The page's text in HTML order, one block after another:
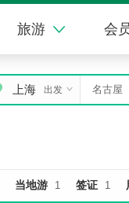
旅游 会
上海 出发
当地游 1 签证 1